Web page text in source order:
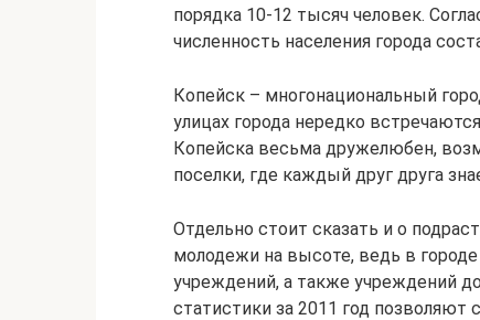
порядка 10-12 тысяч человек.
численность населения города
Копейск – многонациональный
улицах города нередко
Копейска весьма дружелюбен,
поселки, где каждый друг друга
Отдельно стоит сказать и о
молодежи на высоте, ведь в
учреждений, а также учреждений
статистики за 2011 год позволяют